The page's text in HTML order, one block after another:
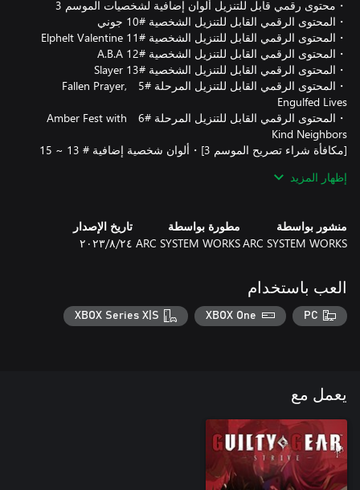
・المحتوى الرقمي القابل للتنزيل المرحلة #5 Fallen Prayer,
・المحتوى الرقمي القابل للتنزيل المرحلة #6 Amber Fest with
[مكافأة شراء تصريح الموسم 3]・ألوان شخصية إضافية # 13 ~ 15
إظهار المزيد
منشور بواسطة
ARC SYSTEM WORKS
مطورة بواسطة
ARC SYSTEM WORKS
تاريخ الإصدار
٢٤‏/٨‏/٢٠٢٣
العب باستخدام
PC
XBOX One
XBOX Series X|S
يعمل مع